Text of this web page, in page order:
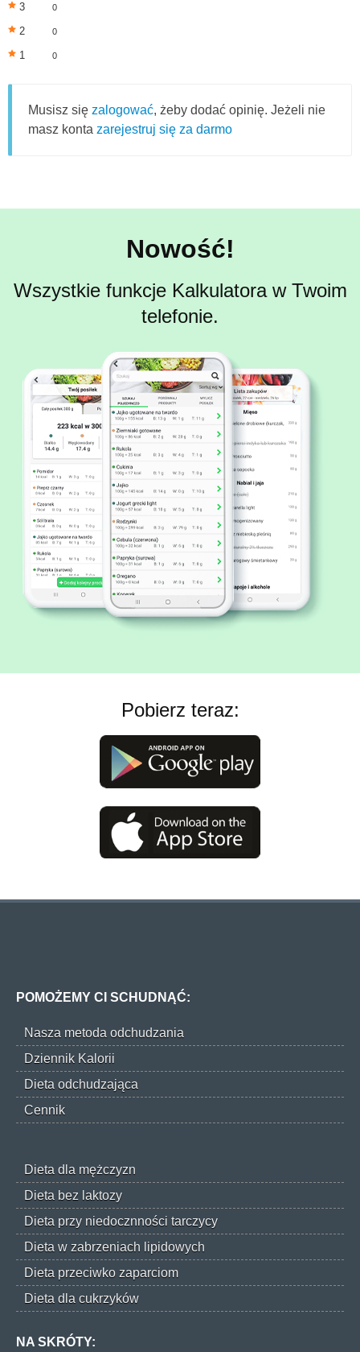
3 0
2 0
1 0
Musisz się zalogować, żeby dodać opinię. Jeżeli nie
masz konta zarejestruj się za darmo
Nowość!
Wszystkie funkcje Kalkulatora w Twoim
telefonie.
Pobierz teraz:
POMOŻEMY CI SCHUDNĄĆ:
Nasza metoda odchudzania
Dziennik Kalorii
Dieta odchudzająca
Cennik
Dieta dla mężczyzn
Dieta bez laktozy
Dieta przy niedocznności tarczycy
Dieta w zabrzeniach lipidowych
Dieta przeciwko zaparciom
Dieta dla cukrzyków
NA SKRÓTY: